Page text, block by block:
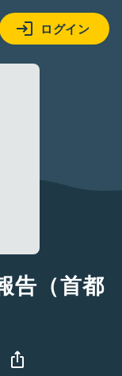
ログイン
（首都